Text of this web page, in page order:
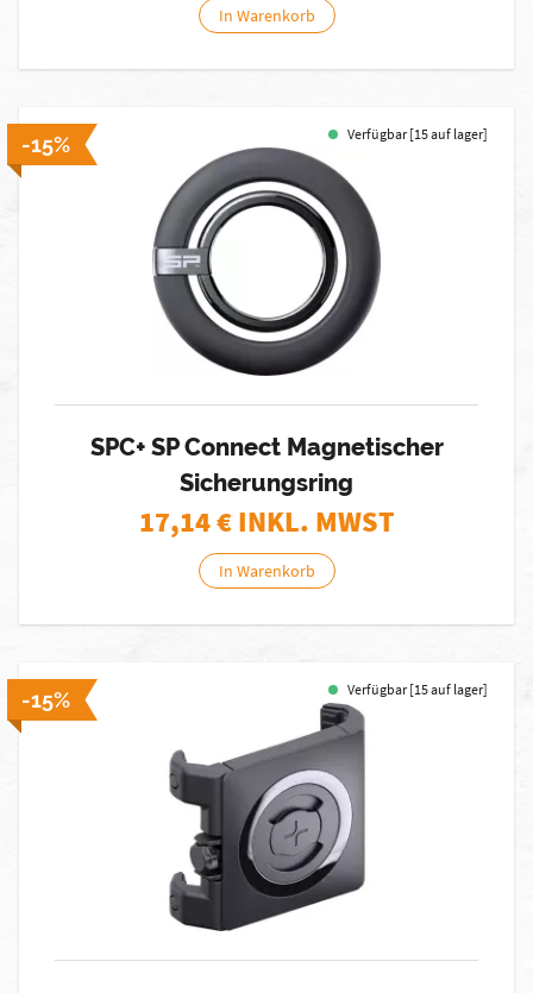
In Warenkorb
-15% Verfügbar [15 auf lager]
SPC+ SP Connect Magnetischer
Sicherungsring
17,14€ INKL. MWST
In Warenkorb
-15% Verfügbar [15 auf lager]